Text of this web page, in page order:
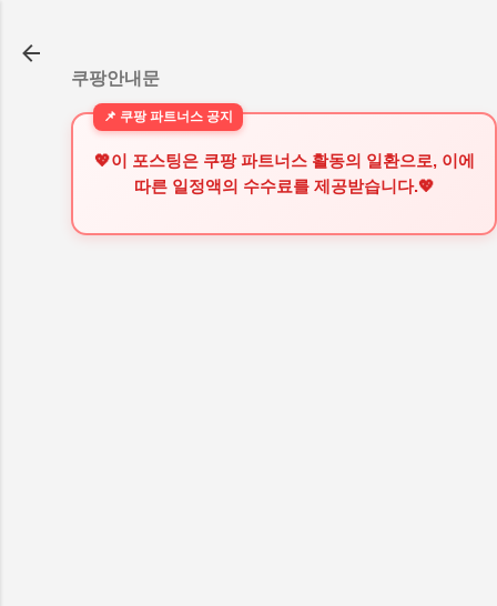
쿠팡안내문
💖이 포스팅은 쿠팡 파트너스 활동의 일환으로, 이에
따른 일정액의 수수료를 제공받습니다.💖